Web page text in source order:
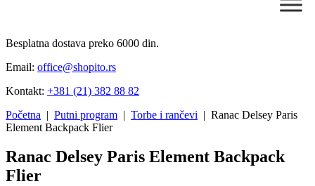
Besplatna dostava preko 6000 din.
Email: office@shopito.rs
Kontakt: +381 (21) 382 88 82
Početna | Putni program | Torbe i rančevi | Ranac Delsey Paris
Element Backpack Flier
Ranac Delsey Paris Element Backpack
Flier